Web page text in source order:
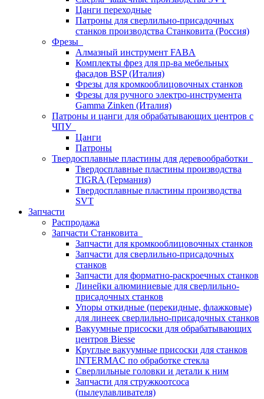
Цанги переходные
Патроны для сверлильно-присадочных
станков производства Станковита (Россия)
Фрезы
Алмазный инструмент FABA
Комплекты фрез для пр-ва мебельных
фасадов BSP (Италия)
Фрезы для кромкооблицовочных станков
Фрезы для ручного электро-инструмента
Gamma Zinken (Италия)
Патроны и цанги для обрабатывающих центров с
ЧПУ
Цанги
Патроны
Твердосплавные пластины для деревообработки
Твердосплавные пластины производства
TIGRA (Германия)
Твердосплавные пластины производства
SVT
Запчасти
Распродажа
Запчасти Станковита
Запчасти для кромкооблицовочных станков
Запчасти для сверлильно-присадочных
станков
Запчасти для форматно-раскроечных станков
Линейки алюминиевые для сверлильно-
присадочных станков
Упоры откидные (перекидные, флажковые)
для линеек сверлильно-присадочных станков
Вакуумные присоски для обрабатывающих
центров Biesse
Круглые вакуумные присоски для станков
INTERMAC по обработке стекла
Сверлильные головки и детали к ним
Запчасти для стружкоотсоса
(пылеулавливателя)